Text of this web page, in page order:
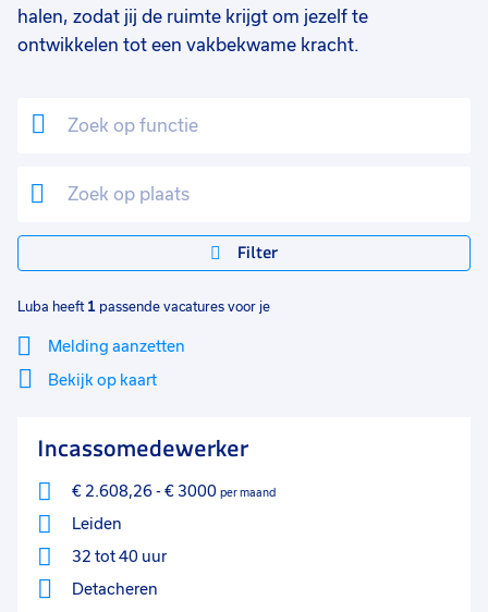
halen, zodat jij de ruimte krijgt om jezelf te
ontwikkelen tot een vakbekwame kracht.
Filter
Luba heeft 1 passende vacatures voor je
Melding aanzetten
Bekijk op kaart
Filter
Sluiten
Incassomedewerker
€ 2.608,26- € 3000 per maand
Leiden
32 tot 40 uur
Detacheren